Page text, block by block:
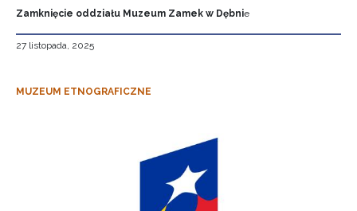
Zamknięcie oddziału Muzeum Zamek w Dębnie
27 listopada, 2025
MUZEUM ETNOGRAFICZNE